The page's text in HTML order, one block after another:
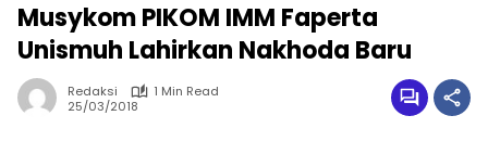
Musykom PIKOM IMM Faperta
Unismuh Lahirkan Nakhoda Baru
Redaksi
1 Min Read
25/03/2018